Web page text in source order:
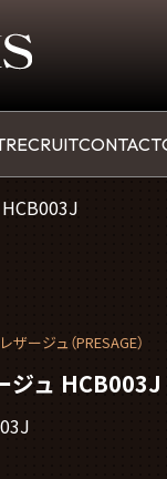
RECRUITCONTACT
ージュ（PRESAGE）
ジュ HCB003J